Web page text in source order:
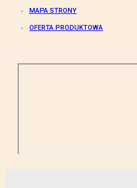
MAPA STRONY
OFERTA PRODUKTOWA